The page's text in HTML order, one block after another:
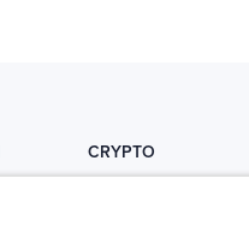
CRYPTO